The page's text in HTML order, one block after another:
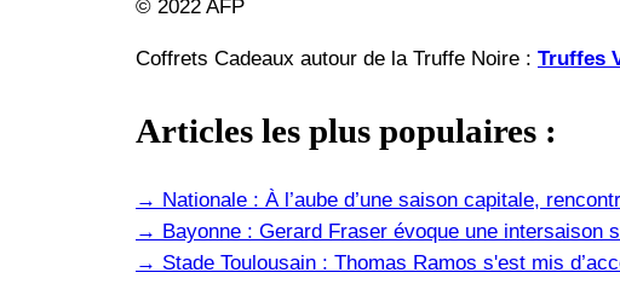
© 2022 AFP
Coffrets Cadeaux autour de la Truffe Noire : Truffes
Articles les plus populaires :
→ Nationale : À l’aube d’une saison capitale,
→ Bayonne : Gerard Fraser évoque une intersaison
→ Stade Toulousain : Thomas Ramos s'est mis